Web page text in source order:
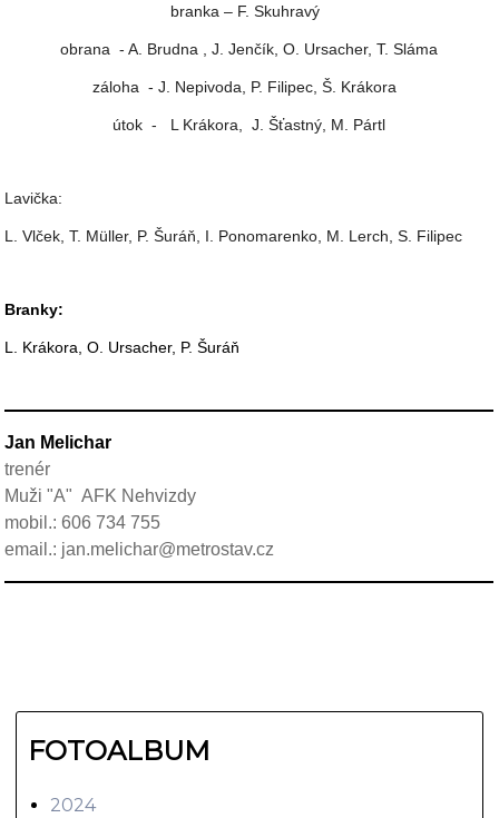
branka – F. Skuhravý
obrana - A. Brudna , J. Jenčík, O. Ursacher, T. Sláma
záloha - J. Nepivoda, P. Filipec, Š. Krákora
útok - L Krákora, J. Šťastný, M. Pártl
Lavička:
L. Vlček, T. Müller, P. Šuráň, I. Ponomarenko, M. Lerch, S. Filipec
Branky:
L. Krákora, O. Ursacher, P. Šuráň
Jan Melichar
trenér
Muži "A"AFK Nehvizdy
mobil.: 606 734 755
email.: jan.melichar@metrostav.cz
FOTOALBUM
2024